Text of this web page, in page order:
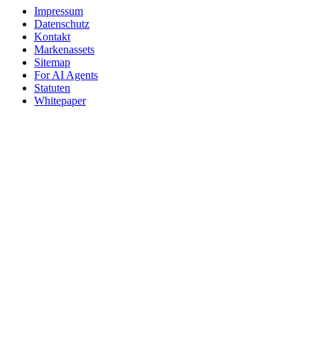
Impressum
Datenschutz
Kontakt
Markenassets
Sitemap
For AI Agents
Statuten
Whitepaper